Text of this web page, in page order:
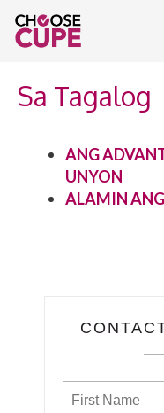
Skip
content
Sa Tagalog
ANG
UNYON
ALAMIN